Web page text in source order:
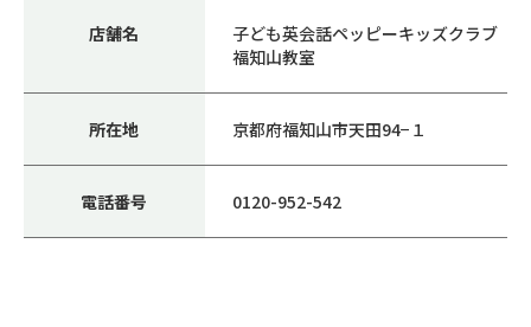
店舗名
子ども英会話ペッピーキッズクラブ
福知山教室
所在地 京都府福知山市天田94−１
電話番号 0120-952-542